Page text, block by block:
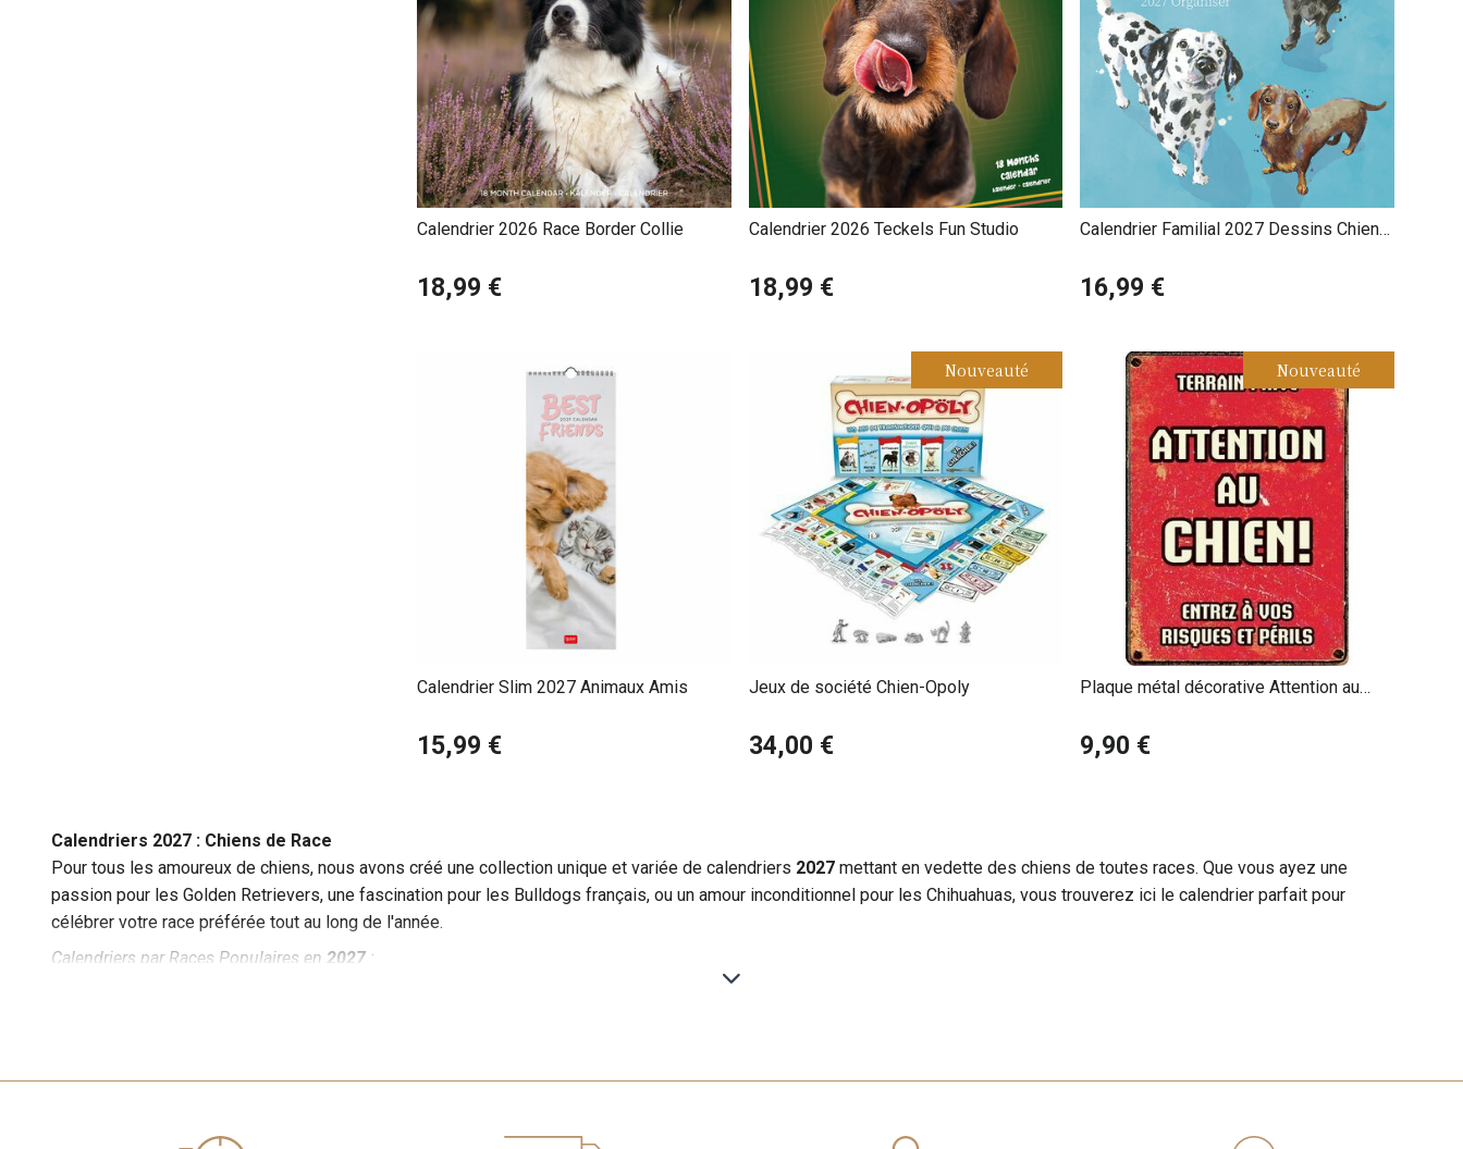
Calendrier 2026 Race Border Collie
18,99 €
Calendrier 2026 Teckels Fun Studio
18,99 €
Calendrier Familial 2027 Dessins Chiens
16,99 €
Calendrier Slim 2027 Animaux Amis
15,99 €
Nouveauté
Jeux de société Chien-Opoly
34,00 €
Nouveauté
Plaque métal décorative Attention au
9,90 €
Calendriers 2027 : Chiens de Race
Pour tous les amoureux de chiens, nous avons créé une collection unique et variée de calendriers 2027 mettant en vedette des chiens de toutes races. Que vous ayez une
passion pour les Golden Retrievers, une fascination pour les Bulldogs français, ou un amour inconditionnel pour les Chihuahuas, vous trouverez ici le calendrier parfait pour
célébrer votre race préférée tout au long de l'année.
Calendriers par Races Populaires en 2027 :
- Description :Des photos colorées et vibrantes de Golden Retrievers en pleine action.